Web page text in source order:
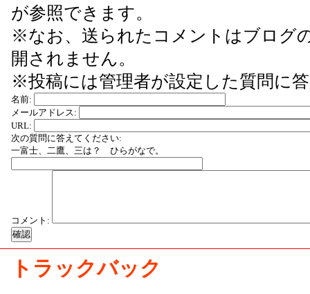
が参照できます。
※なお、送られたコメントはブログ
開されません。
※投稿には管理者が設定した質問に
名前:
メールアドレス:
URL:
次の質問に答えてください:
一富士、二鷹、三は？ ひらがなで。
コメント:
トラックバック